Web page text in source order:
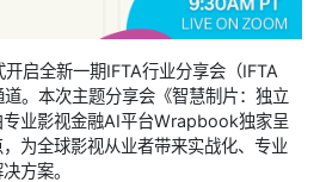
启全新一期IFTA行业分享会（IFTA
。本次主题分享会《智慧制片：独立
业影视金融AI平台Wrapbook独家呈
为全球影视从业者带来实战化、专业
方案。